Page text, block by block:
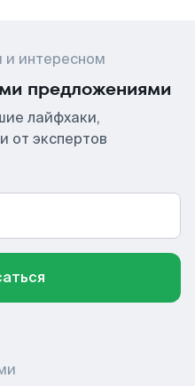
и интересном
предложениями
лайфхаки,
от экспертов